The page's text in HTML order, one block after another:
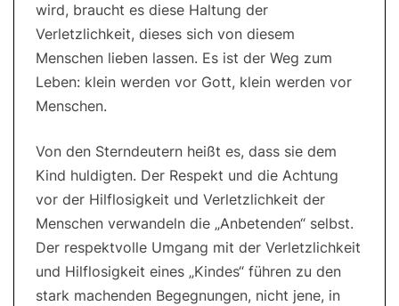
wird, braucht es diese Haltung der
Verletzlichkeit, dieses sich von diesem
Menschen lieben lassen. Es ist der Weg zum
Leben: klein werden vor Gott, klein werden vor
Menschen.
Von den Sterndeutern heißt es, dass sie dem
Kind huldigten. Der Respekt und die Achtung
vor der Hilflosigkeit und Verletzlichkeit der
Menschen verwandeln die „Anbetenden“ selbst.
Der respektvolle Umgang mit der Verletzlichkeit
und Hilflosigkeit eines „Kindes“ führen zu den
stark machenden Begegnungen, nicht jene, in